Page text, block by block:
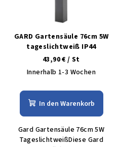
GARD Gartensäule 76cm 5W
tageslichtweiß IP44
43,90 €/ St
Innerhalb 1-3 Wochen
In den Warenkorb
Gard Gartensäule 76cm 5W
TageslichtweißDiese Gard